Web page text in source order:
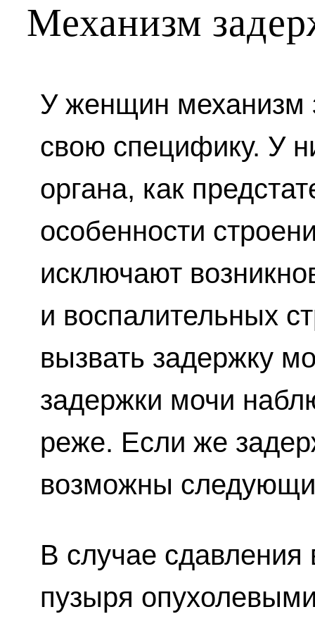
Механизм
У женщин механизм
свою специфику. У
органа, как
особенности
исключают
и воспалительных
вызвать задержку
задержки мочи
реже. Если же
возможны
В случае сдавления
пузыря